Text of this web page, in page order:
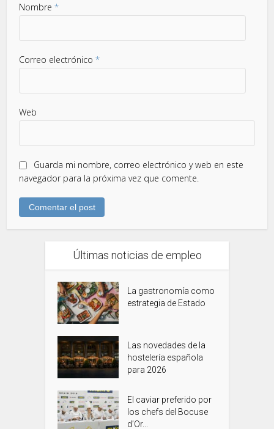
Nombre*
Correo electrónico*
Web
Guarda mi nombre, correo electrónico y web en este
navegador para la próxima vez que comente.
Últimas noticias de empleo
La gastronomía como
estrategia de Estado
Las novedades de la
hostelería española
para 2026
El caviar preferido por
los chefs del Bocuse
d’Or...